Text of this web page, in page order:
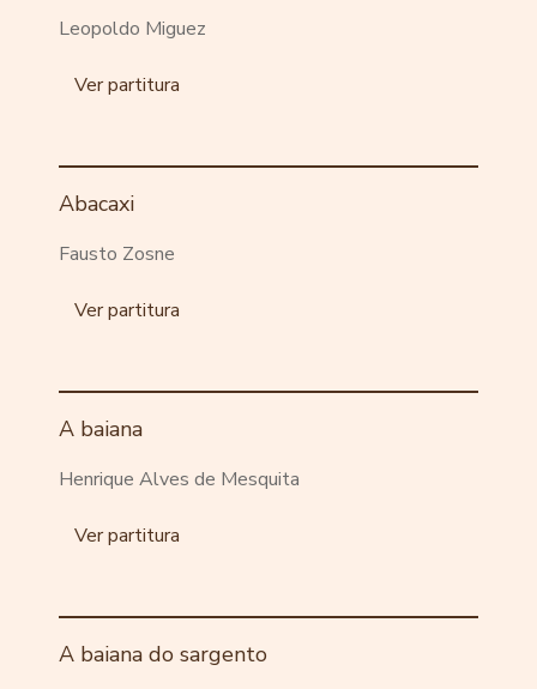
Leopoldo Miguez
Ver partitura
Abacaxi
Fausto Zosne
Ver partitura
A baiana
Henrique Alves de Mesquita
Ver partitura
A baiana do sargento